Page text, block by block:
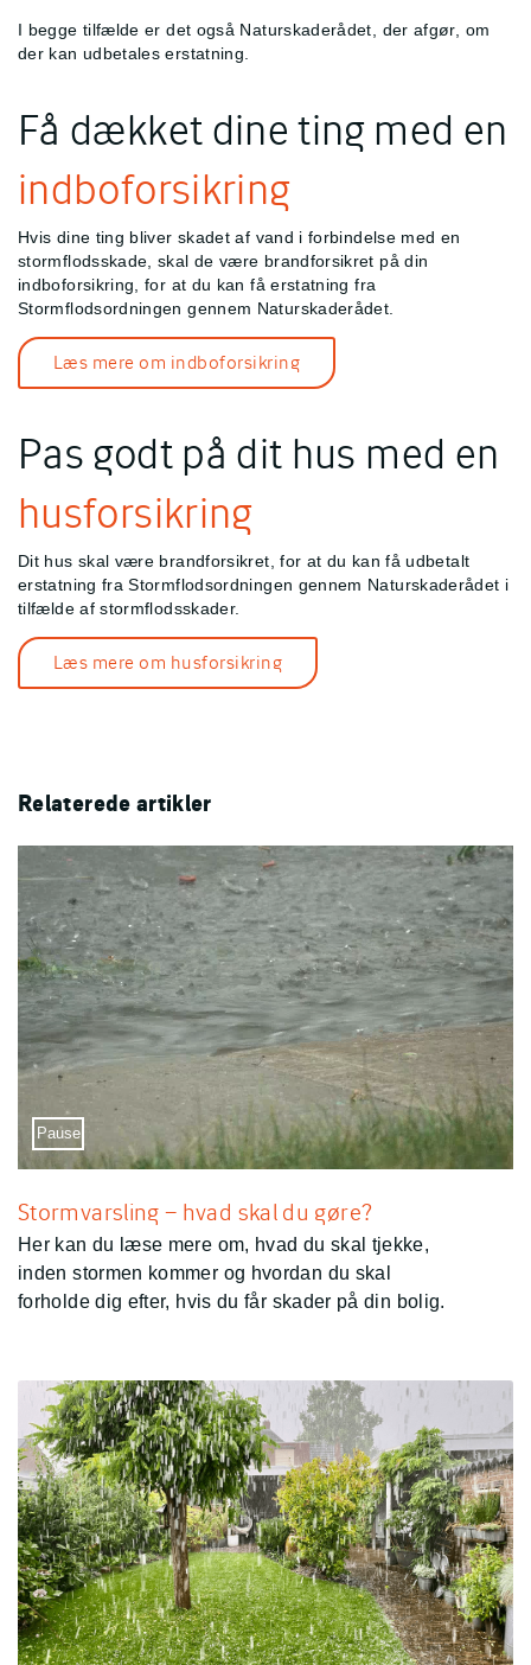
I begge tilfælde er det også Naturskaderådet, der afgør, om
der kan udbetales erstatning.
Få dækket dine ting med en
indboforsikring
Hvis dine ting bliver skadet af vand i forbindelse med en
stormflodsskade, skal de være brandforsikret på din
indboforsikring, for at du kan få erstatning fra
Stormflodsordningen gennem Naturskaderådet.
Læs mere om indboforsikring
Pas godt på dit hus med en
husforsikring
Dit hus skal være brandforsikret, for at du kan få udbetalt
erstatning fra Stormflodsordningen gennem Naturskaderådet i
tilfælde af stormflodsskader.
Læs mere om husforsikring
Relaterede artikler
Pause
Sæt video på pause
Stormvarsling – hvad skal du gøre?
Her kan du læse mere om, hvad du skal tjekke,
inden stormen kommer og hvordan du skal
forholde dig efter, hvis du får skader på din bolig.